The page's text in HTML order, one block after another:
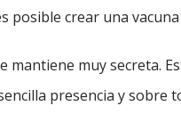
posible crear una
mantiene muy secreta.
presencia y